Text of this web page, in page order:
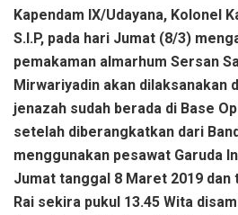
Kapendam IX/Udayana, Kolonel
S.I.P, pada hari Jumat (8/3)
pemakaman almarhum Sersan
Mirwariyadin akan dilaksanakan
jenazah sudah berada di Base
setelah diberangkatkan dari
menggunakan pesawat Garuda
Jumat tanggal 8 Maret 2019 dan
Rai sekira pukul 13.45 Wita